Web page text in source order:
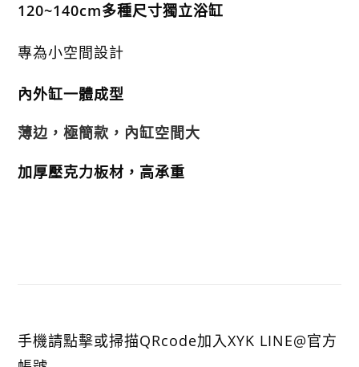
120~140cm多種尺寸獨立浴缸
專為小空間設計
內外缸一體成型
薄边，極簡款，內缸空間大
加厚壓克力板材，高承重
手機請點擊或掃描QRcode加入XYK LINE@官方